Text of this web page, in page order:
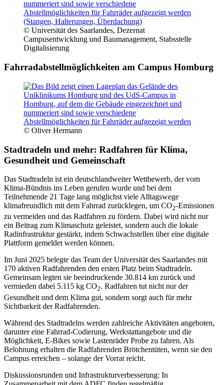
© Universität des Saarlandes, Dezernat
Campusentwicklung und Baumanagement, Stabsstelle
Digitalisierung
Fahrradabstellmöglichkeiten am Campus Homburg
© Oliver Hermann
Stadtradeln und mehr: Radfahren für Klima,
Gesundheit und Gemeinschaft
Das Stadtradeln ist ein deutschlandweiter Wettbewerb, der vom
Klima-Bündnis ins Leben gerufen wurde und bei dem
Teilnehmende 21 Tage lang möglichst viele Alltagswege
klimafreundlich mit dem Fahrrad zurücklegen, um CO2-Emissionen
zu vermeiden und das Radfahren zu fördern. Dabei wird nicht nur
ein Beitrag zum Klimaschutz geleistet, sondern auch die lokale
Radinfrastruktur gestärkt, indem Schwachstellen über eine digitale
Plattform gemeldet werden können.
Im Juni 2025 belegte das Team der Universität des Saarlandes mit
170 aktiven Radfahrenden den ersten Platz beim Stadtradeln.
Gemeinsam legten sie beeindruckende 30.814 km zurück und
vermieden dabei 5.115 kg CO2. Radfahren tut nicht nur der
Gesundheit und dem Klima gut, sondern sorgt auch für mehr
Sichtbarkeit der Radfahrenden.
Während des Stadtradelns werden zahlreiche Aktivitäten angeboten,
darunter eine Fahrrad-Codierung, Werkstattangebote und die
Möglichkeit, E-Bikes sowie Lastenräder Probe zu fahren. Als
Belohnung erhalten die Radfahrenden Brötchentüten, wenn sie den
Campus erreichen – solange der Vorrat reicht.
Diskussionsrunden und Infrastrukturverbesserung: In